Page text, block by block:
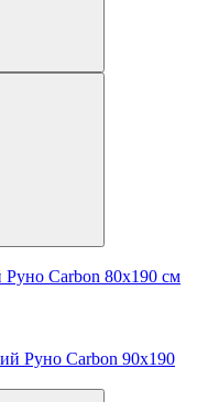
Carbon 80х190 см